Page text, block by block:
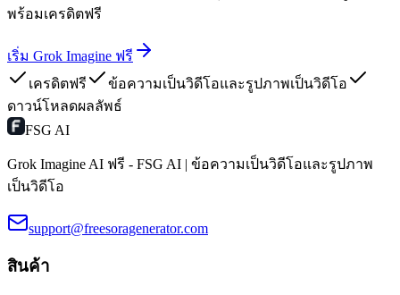
พร้อมเครดิตฟรี
เริ่ม Grok Imagine ฟรี
เครดิตฟรี
ข้อความเป็นวิดีโอและรูปภาพเป็นวิดีโอ
ดาวน์โหลดผลลัพธ์
FSG AI
Grok Imagine AI ฟรี - FSG AI | ข้อความเป็นวิดีโอและรูปภาพ
เป็นวิดีโอ
support@freesoragenerator.com
สินค้า